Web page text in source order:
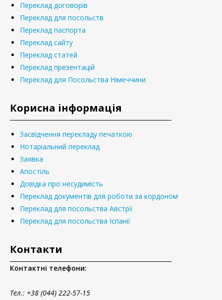
Переклад договорів
Переклад для посольств
Переклад паспорта
Переклад сайту
Переклад статей
Переклад презентацій
Переклад для Посольства Німеччини
Корисна інформація
Засвідчення перекладу печаткою
Нотаріальний переклад
Заявка
Апостіль
Довідка про несудимість
Переклад документів для роботи за кордоном
Переклад для посольства Австрії
Переклад для посольства Іспанії
Контакти
Контактні телефони:
Тел.: +38 (044) 222-57-15